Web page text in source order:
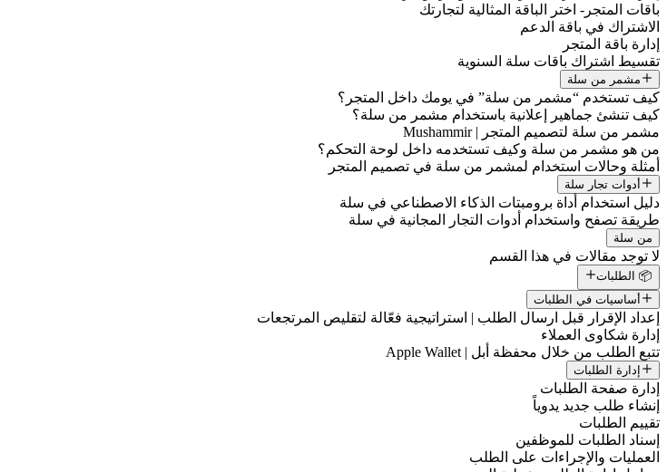
باقات المتجر- اختر الباقة المثالية لتجارتك
الاشتراك في باقة الدعم
إدارة باقة المتجر
تقسيط اشتراك باقات سلة السنوية
مشمر من سلة
كيف تستخدم “مشمر من سلة” في يومك داخل المتجر؟
كيف تنشئ جماهير إعلانية باستخدام مشمر من سلة؟
مشمر من سلة لتصميم المتجر | Mushammir
من هو مشمر من سلة وكيف تستخدمه داخل لوحة التحكم؟
أمثلة وحالات استخدام لمشمر من سلة في تصميم المتجر
أدوات تجار سلة
دليل استخدام أداة برومبتات الذكاء الاصطناعي في سلة
طريقة تصفح واستخدام أدوات التجار المجانية في سلة
من سلة
لا توجد مقالات في هذا القسم
📦 الطلبات
أساسيات في الطلبات
إعداد الإقرار قبل ارسال الطلب | استراتيجية فعّالة لتقليص المرتجعات
إدارة شكاوى العملاء
تتبع الطلب من خلال محفظة أبل | Apple Wallet
إدارة الطلبات
إدارة صفحة الطلبات
إنشاء طلب جديد يدوياً
تقييم الطلبات
إسناد الطلبات للموظفين
العمليات والإجراءات على الطلب